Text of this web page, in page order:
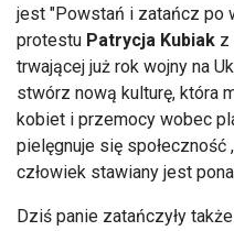
jest "Powstań i zatańcz po
protestu Patrycja Kubiak z
trwającej już rok wojny na
stwórz nową kulturę, która
kobiet i przemocy wobec
pielęgnuje się społeczność
człowiek stawiany jest
Dziś panie zatańczyły